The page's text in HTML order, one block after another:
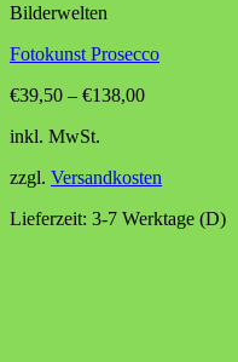
Bilderwelten
Fotokunst Prosecco
€39,50 – €138,00
inkl. MwSt.
zzgl. Versandkosten
Lieferzeit: 3-7 Werktage (D)